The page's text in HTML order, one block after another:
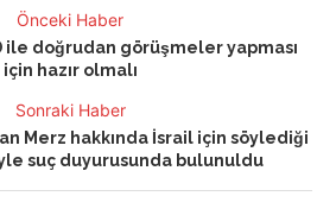
Önceki Haber
ile doğrudan görüşmeler yapması
için hazır olmalı
Sonraki Haber
Merz hakkında İsrail için söylediği
suç duyurusunda bulunuldu